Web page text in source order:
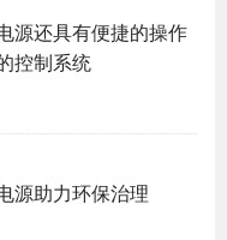
源还具有便捷的操作
控制系统
源助力环保治理